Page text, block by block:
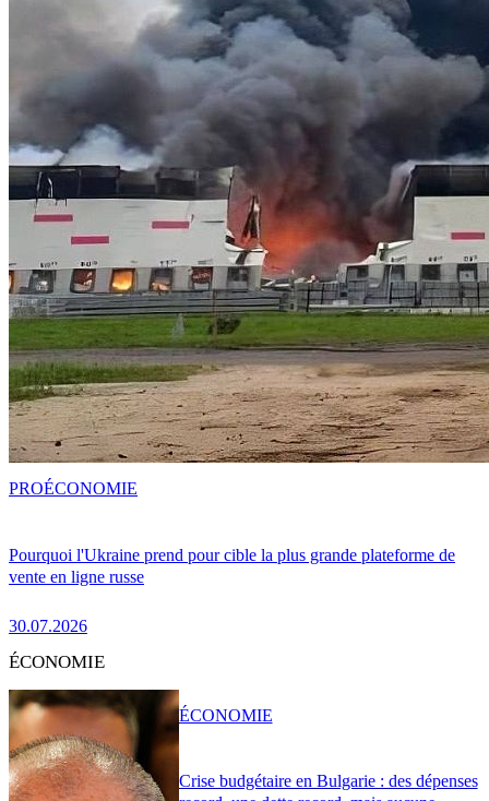
Pourquoi l'Ukraine prend pour cible la plus grande plateforme de
vente en ligne russe
30.07.2026
PROÉCONOMIE
ÉCONOMIE
Crise budgétaire en Bulgarie : des dépenses
ÉCONOMIE